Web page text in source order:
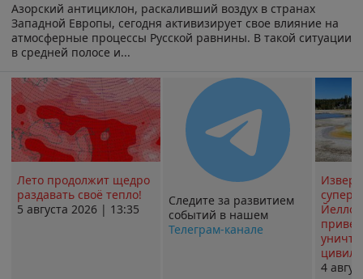
Азорский антициклон, раскаливший воздух в странах
Западной Европы, сегодня активизирует свое влияние на
атмосферные процессы Русской равнины. В такой ситуации
в средней полосе и...
Лето продолжит щедро
раздавать своё тепло!
5 августа 2026 | 13:35
Следите за развитием
событий в нашем
Телеграм-канале
4